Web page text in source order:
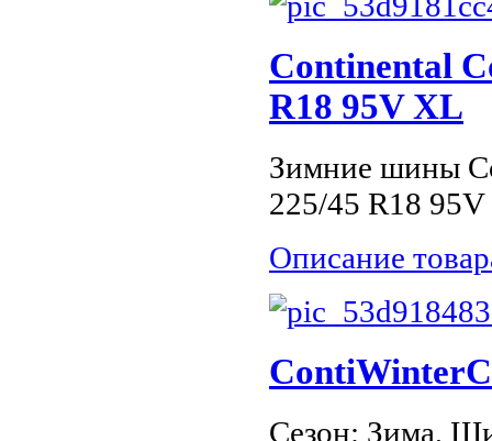
Continental
R18 95V XL
Зимние шины
225/45 R18
Описание
Сезон: Зима,